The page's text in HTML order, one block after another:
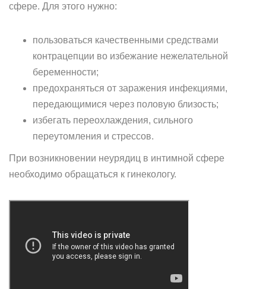
сфере. Для этого нужно:
пользоваться качественными средствами
контрацепции во избежание нежелательной
беременности;
предохраняться от заражения инфекциями,
передающимися через половую близость;
избегать переохлаждения, сильного
переутомления и стрессов.
При возникновении неурядиц в интимной сфере
необходимо обращаться к гинекологу.